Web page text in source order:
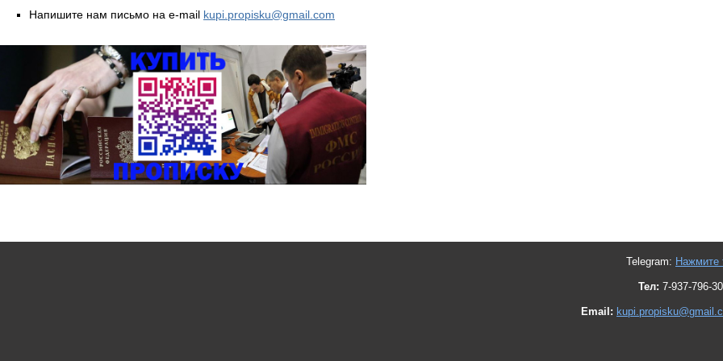
Напишите нам письмо на e-mail kupi.propisku@gmail.com
Telegram: Нажмите
Тел: 7-937-796-
Email: